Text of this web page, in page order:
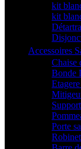
kit
kit
Accessoires
Chaise
Bonde
Porte